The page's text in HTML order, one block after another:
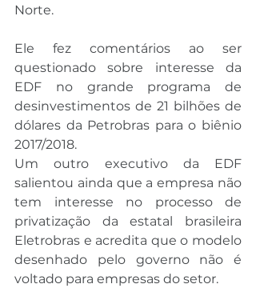
Norte.
Ele fez comentários ao ser
questionado sobre interesse da
EDF no grande programa de
desinvestimentos de 21 bilhões de
dólares da Petrobras para o biênio
2017/2018.
Um outro executivo da EDF
salientou ainda que a empresa não
tem interesse no processo de
privatização da estatal brasileira
Eletrobras e acredita que o modelo
desenhado pelo governo não é
voltado para empresas do setor.